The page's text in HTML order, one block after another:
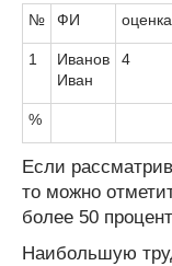
№ ФИ оценка
1
Иванов
Иван
4
%
Если
то можно
более 50
Наибольшую